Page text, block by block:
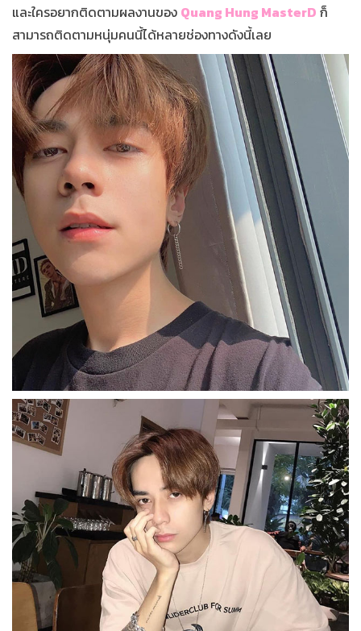
และใครอยากติดตามผลงานของ Quang Hung MasterD ก็
สามารถติดตามหนุ่มคนนี้ได้หลายช่องทางดังนี้เลย